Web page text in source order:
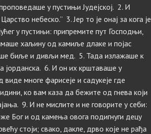
у пустињи Јудејској. 2. И
небеско.” 3. Јер то је онај за кога је
у пустињи: припремите пут Господњи,
хаљину од камиље длаке и појас
биље и дивљи мед. 5. Тада излажаше к
јорданска. 6. И он их крштаваше у
виде многе фарисеје и садукеје где
ко вам каза да бежите од гнева који
9. И не мислите и не говорите у себи:
Бог и од камења овога подигнуги децу
стоји; свако, дакле, дрво које не рађа